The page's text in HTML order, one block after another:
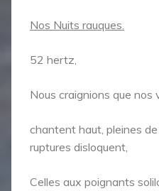
Nos Nuits rauques.
52 hertz,
Nous craignions que nos
chantent haut, pleines
ruptures disloquent,
Celles aux poignants